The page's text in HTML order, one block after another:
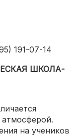
191-07-14
ШКОЛА-
на учеников